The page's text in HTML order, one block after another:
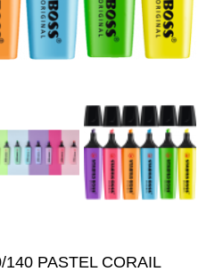
PASTEL CORAIL